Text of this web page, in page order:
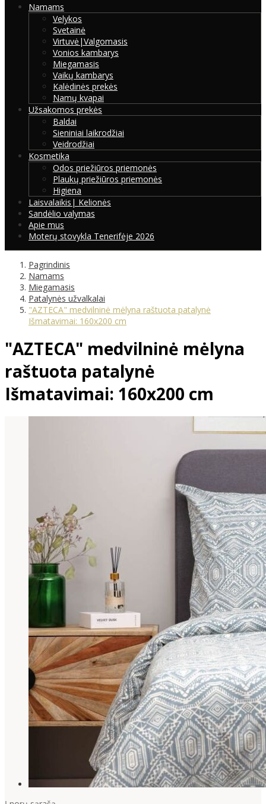
Namams
Velykos
Svetainė
Virtuvė|Valgomasis
Vonios kambarys
Miegamasis
Vaikų kambarys
Kalėdinės prekės
Namų kvapai
Užsakomos prekės
Baldai
Sieniniai laikrodžiai
Veidrodžiai
Kosmetika
Odos priežiūros priemonės
Plaukų priežiūros priemonės
Higiena
Laisvalaikis| Kelionės
Sandėlio valymas
Apie mus
Moterų stovykla Tenerifėje 2026
Pagrindinis
Namams
Miegamasis
Patalynės užvalkalai
"AZTECA" medvilninė mėlyna raštuota patalynė
Išmatavimai: 160x200 cm
"AZTECA" medvilninė mėlyna
raštuota patalynė
Išmatavimai: 160x200 cm